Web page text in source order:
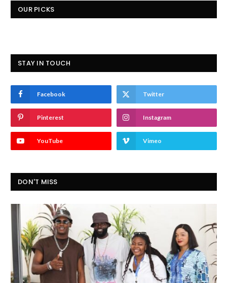
OUR PICKS
STAY IN TOUCH
Facebook Twitter
Pinterest Instagram
YouTube Vimeo
DON'T MISS